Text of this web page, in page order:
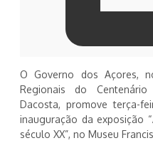
O Governo dos Açores,
Regionais do
Dacosta, promove terça-
inauguração da exposição
século XX”, no Museu